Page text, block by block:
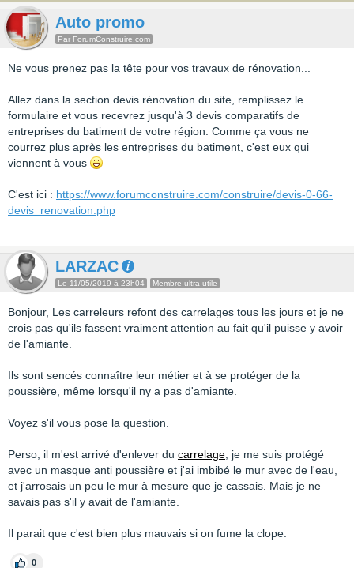
Auto promo
Par ForumConstruire.com
Ne vous prenez pas la tête pour vos travaux de rénovation...
Allez dans la section devis rénovation du site, remplissez le
formulaire et vous recevrez jusqu'à 3 devis comparatifs de
entreprises du batiment de votre région. Comme ça vous ne
courrez plus après les entreprises du batiment, c'est eux qui
viennent à vous
C'est ici : https://www.forumconstruire.com/construire/devis-0-66-
devis_renovation.php
LARZAC
Le 11/05/2019 à 23h04 Membre ultra utile
Bonjour, Les carreleurs refont des carrelages tous les jours et je ne
crois pas qu'ils fassent vraiment attention au fait qu'il puisse y avoir
de l'amiante.
Ils sont sencés connaître leur métier et à se protéger de la
poussière, même lorsqu'il ny a pas d'amiante.
Voyez s'il vous pose la question.
Perso, il m'est arrivé d'enlever du carrelage , je me suis protégé
avec un masque anti poussière et j'ai imbibé le mur avec de l'eau,
et j'arrosais un peu le mur à mesure que je cassais. Mais je ne
savais pas s'il y avait de l'amiante.
Il parait que c'est bien plus mauvais si on fume la clope.
0